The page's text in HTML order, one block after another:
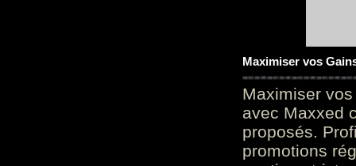
Maximiser vos
Maximiser
avec Maxxed
proposés.
promotions